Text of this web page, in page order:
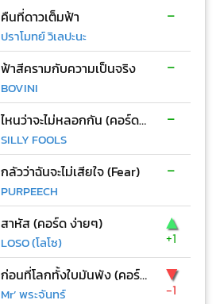
คืนที่ดาวเต็มฟ้า
ปราโมทย์ วิเลปะนะ
-
ฟ้าสีครามกับความเป็นจริง
BOVINI
-
ไหนว่าจะไม่หลอกกัน (คอร์ด ง่ายๆ)
SILLY FOOLS
-
กลัวว่าฉันจะไม่เสียใจ (Fear)
PURPEECH
-
สาหัส (คอร์ด ง่ายๆ)
LOSO (โลโซ)
▲
+1
ก่อนที่โลกทั้งใบมันพัง (คอร์ด ง่ายๆ)
Mr’ พระจันทร์
▼
-1